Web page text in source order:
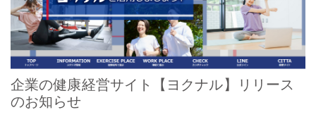
企業の健康経営サイト【ヨクナル】リリース
のお知らせ